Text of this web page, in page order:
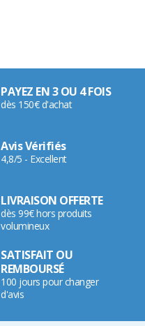
PAYEZ EN 3 OU 4 FOIS
dès 150€ d'achat
Avis Vérifiés
4,8/5 - Excellent
LIVRAISON OFFERTE
dès 99€ hors produits
volumineux
SATISFAIT OU
REMBOURSÉ
100 jours pour changer
d'avis